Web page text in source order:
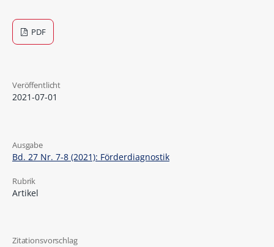
PDF
Veröffentlicht
2021-07-01
Ausgabe
Bd. 27 Nr. 7-8 (2021): Förderdiagnostik
Rubrik
Artikel
Zitationsvorschlag